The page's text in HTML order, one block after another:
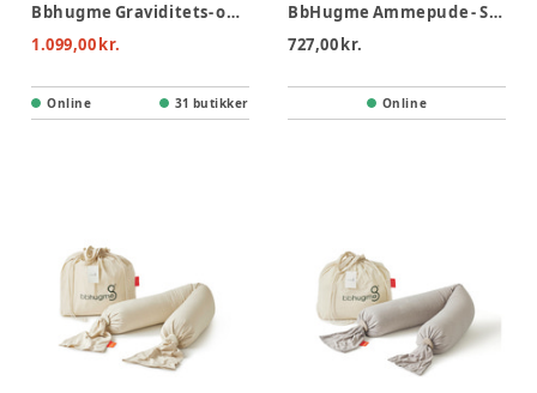
Bbhugme Graviditets- og Ammepude - Stone
1.099,00 kr.
Online 31 butikker
BbHugme Ammepude - Seashell Beige
727,00 kr.
Online